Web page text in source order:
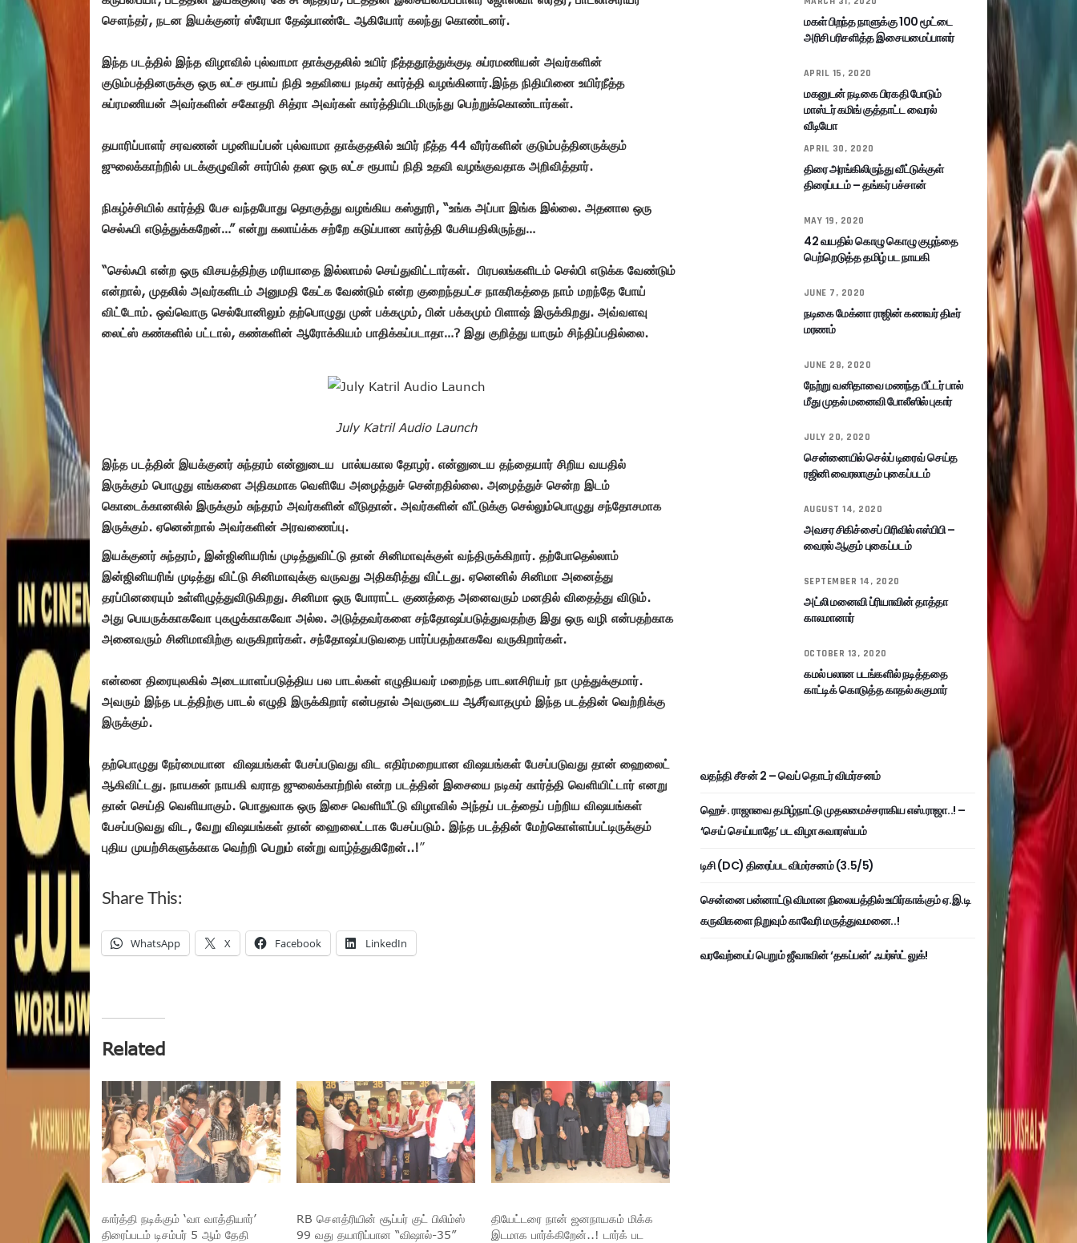
சௌந்தர், நடன இயக்குனர் ஸ்ரேயா தேஷ்பாண்டே ஆகியோர் கலந்து கொண்டனர்.
இந்த படத்தில் இந்த விழாவில் புல்வாமா தாக்குதலில் உயிர் நீத்ததூத்துக்குடி சுப்ரமணியன் அவர்களின்
குடும்பத்தினருக்கு ஒரு லட்ச ரூபாய் நிதி உதவியை நடிகர் கார்த்தி வழங்கினார்.இந்த நிதியினை உயிர்நீத்த
சுப்ரமணியன் அவர்களின் சகோதரி சித்ரா அவர்கள் கார்த்தியிடமிருந்து பெற்றுக்கொண்டார்கள்.
தயாரிப்பாளர் சரவணன் பழனியப்பன் புல்வாமா தாக்குதலில் உயிர் நீத்த 44 வீரர்களின் குடும்பத்தினருக்கும்
ஜுலைக்காற்றில் படக்குழுவின் சார்பில் தலா ஒரு லட்ச ரூபாய் நிதி உதவி வழங்குவதாக அறிவித்தார்.
நிகழ்ச்சியில் கார்த்தி பேச வந்தபோது தொகுத்து வழங்கிய கஸ்தூரி, “உங்க அப்பா இங்க இல்லை. அதனால ஒரு
செல்ஃபி எடுத்துக்கறேன்…” என்று கலாய்க்க சற்றே கடுப்பான கார்த்தி பேசியதிலிருந்து…
“செல்ஃபி என்ற ஒரு விசயத்திற்கு மரியாதை இல்லாமல் செய்துவிட்டார்கள். பிரபலங்களிடம் செல்பி எடுக்க வேண்டும்
என்றால், முதலில் அவர்களிடம் அனுமதி கேட்க வேண்டும் என்ற குறைந்தபட்ச நாகரிகத்தை நாம் மறந்தே போய்
விட்டோம். ஒவ்வொரு செல்போனிலும் தற்பொழுது முன் பக்கமும், பின் பக்கமும் பிளாஷ் இருக்கிறது. அவ்வளவு
லைட்ஸ் கண்களில் பட்டால், கண்களின் ஆரோக்கியம் பாதிக்கப்படாதா…? இது குறித்து யாரும் சிந்திப்பதில்லை.
July Katril Audio Launch
இந்த படத்தின் இயக்குனர் சுந்தரம் என்னுடைய பால்யகால தோழர். என்னுடைய தந்தையார் சிறிய வயதில்
இருக்கும் பொழுது எங்களை அதிகமாக வெளியே அழைத்துச் சென்றதில்லை. அழைத்துச் சென்ற இடம்
கொடைக்கானலில் இருக்கும் சுந்தரம் அவர்களின் வீடுதான். அவர்களின் வீட்டுக்கு செல்லும்பொழுது சந்தோசமாக
இருக்கும். ஏனென்றால் அவர்களின் அரவணைப்பு.
இயக்குனர் சுந்தரம், இன்ஜினியரிங் முடித்துவிட்டு தான் சினிமாவுக்குள் வந்திருக்கிறார். தற்போதெல்லாம்
இன்ஜினியரிங் முடித்து விட்டு சினிமாவுக்கு வருவது அதிகரித்து விட்டது. ஏனெனில் சினிமா அனைத்து
தரப்பினரையும் உள்ளிழுத்துவிடுகிறது. சினிமா ஒரு போராட்ட குணத்தை அனைவரும் மனதில் விதைத்து விடும்.
அது பெயருக்காகவோ புகழுக்காகவோ அல்ல. அடுத்தவர்களை சந்தோஷப்படுத்துவதற்கு இது ஒரு வழி என்பதற்காக
அனைவரும் சினிமாவிற்கு வருகிறார்கள். சந்தோஷப்படுவதை பார்ப்பதற்காகவே வருகிறார்கள்.
என்னை திரையுலகில் அடையாளப்படுத்திய பல பாடல்கள் எழுதியவர் மறைந்த பாடலாசிரியர் நா முத்துக்குமார்.
அவரும் இந்த படத்திற்கு பாடல் எழுதி இருக்கிறார் என்பதால் அவருடைய ஆசீர்வாதமும் இந்த படத்தின் வெற்றிக்கு
இருக்கும்.
தற்பொழுது நேர்மையான விஷயங்கள் பேசப்படுவது விட எதிர்மறையான விஷயங்கள் பேசப்படுவது தான் ஹைலைட்
ஆகிவிட்டது. நாயகன் நாயகி வராத ஜுலைக்காற்றில் என்ற படத்தின் இசையை நடிகர் கார்த்தி வெளியிட்டார் எனறு
தான் செய்தி வெளியாகும். பொதுவாக ஒரு இசை வெளியீட்டு விழாவில் அந்தப் படத்தைப் பற்றிய விஷயங்கள்
பேசப்படுவது விட, வேறு விஷயங்கள் தான் ஹைலைட்டாக பேசப்படும். இந்த படத்தின் மேற்கொள்ளப்பட்டிருக்கும்
புதிய முயற்சிகளுக்காக வெற்றி பெறும் என்று வாழ்த்துகிறேன்..!”
Share This:
WhatsApp X Facebook LinkedIn
Related
கார்த்தி நடிக்கும் ‘வா வாத்தியார்’
திரைப்படம் டிசம்பர் 5 ஆம் தேதி
RB சௌத்ரியின் சூப்பர் குட் பிலிம்ஸ்
99 வது தயாரிப்பான “விஷால்-35”
தியேட்டரை நான் ஜனநாயகம் மிக்க
இடமாக பார்க்கிறேன்..! டார்க் பட
மகள் பிறந்த நாளுக்கு 100 மூட்டை
அரிசி பரிசளித்த இசையமைப்பாளர்
APRIL 15, 2020
மகனுடன் நடிகை பிரகதி போடும்
மாஸ்டர் கமிங் குத்தாட்ட வைரல்
வீடியோ
APRIL 30, 2020
திரை அரங்கிலிருந்து வீட்டுக்குள்
திரைப்படம் – தங்கர் பச்சான்
MAY 19, 2020
42 வயதில் கொழு கொழு குழந்தை
பெற்றெடுத்த தமிழ் பட நாயகி
JUNE 7, 2020
நடிகை மேக்னா ராஜின் கணவர் திடீர்
மரணம்
JUNE 28, 2020
நேற்று வனிதாவை மணந்த பீட்டர் பால்
மீது முதல் மனைவி போலீஸில் புகார்
JULY 20, 2020
சென்னையில் செல்ப் டிரைவ் செய்த
ரஜினி வைரலாகும் புகைப்படம்
AUGUST 14, 2020
அவசர சிகிச்சைப் பிரிவில் எஸ்பிபி –
வைரல் ஆகும் புகைப்படம்
SEPTEMBER 14, 2020
அட்லி மனைவி ப்ரியாவின் தாத்தா
காலமானார்
OCTOBER 13, 2020
கமல் பலான படங்களில் நடித்ததை
காட்டிக் கொடுத்த காதல் சுகுமார்
வதந்தி சீசன் 2 – வெப் தொடர் விமர்சனம்
ஹெச். ராஜாவை தமிழ்நாட்டு முதலமைச்சராகிய எஸ்.ராஜா..! –
‘செய் செய்யாதே’ பட விழா சுவாரஸ்யம்
டிசி (DC) திரைப்பட விமர்சனம் (3.5/5)
சென்னை பன்னாட்டு விமான நிலையத்தில் உயிர்காக்கும் ஏ.இ.டி
கருவிகளை நிறுவும் காவேரி மருத்துவமனை..!
வரவேற்பைப் பெறும் ஜீவாவின் ‘தகப்பன்’ ஃபர்ஸ்ட் லுக்!